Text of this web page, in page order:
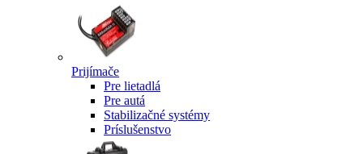
Prijímače
Pre lietadlá
Pre autá
Stabilizačné systémy
Príslušenstvo